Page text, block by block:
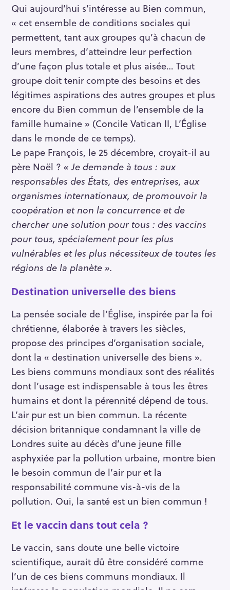
Qui aujourd’hui s’intéresse au Bien commun,
« cet ensemble de conditions sociales qui
permettent, tant aux groupes qu’à chacun de
leurs membres, d’atteindre leur perfection
d’une façon plus totale et plus aisée… Tout
groupe doit tenir compte des besoins et des
légitimes aspirations des autres groupes et plus
encore du Bien commun de l’ensemble de la
famille humaine » (Concile Vatican II, L’Église
dans le monde de ce temps).
Le pape François, le 25 décembre, croyait-il au
père Noël ? « Je demande à tous : aux
responsables des États, des entreprises, aux
organismes internationaux, de promouvoir la
coopération et non la concurrence et de
chercher une solution pour tous : des vaccins
pour tous, spécialement pour les plus
vulnérables et les plus nécessiteux de toutes les
régions de la planète ».
Destination universelle des biens
La pensée sociale de l’Église, inspirée par la foi
chrétienne, élaborée à travers les siècles,
propose des principes d’organisation sociale,
dont la « destination universelle des biens ».
Les biens communs mondiaux sont des réalités
dont l’usage est indispensable à tous les êtres
humains et dont la pérennité dépend de tous.
L’air pur est un bien commun. La récente
décision britannique condamnant la ville de
Londres suite au décès d’une jeune fille
asphyxiée par la pollution urbaine, montre bien
le besoin commun de l’air pur et la
responsabilité commune vis-à-vis de la
pollution. Oui, la santé est un bien commun !
Et le vaccin dans tout cela ?
Le vaccin, sans doute une belle victoire
scientifique, aurait dû être considéré comme
l’un de ces biens communs mondiaux. Il